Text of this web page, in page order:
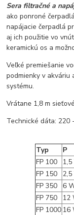
Sera filtračné a
ako ponroné
napájacie čerpadlá
aj ich použitie vo
keramickú os a
Veľké premiešanie
podmienky v akváriu
systému.
Vrátane 1,8 m
Technické dáta: 220
Typ P
FP 100
FP 150
FP 350
6
FP 750
12
FP 1000 16